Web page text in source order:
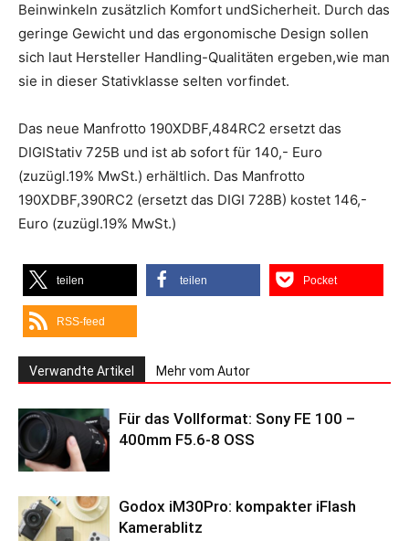
Beinwinkeln zusätzlich Komfort undSicherheit. Durch das
geringe Gewicht und das ergonomische Design sollen
sich laut Hersteller Handling-Qualitäten ergeben,wie man
sie in dieser Stativklasse selten vorfindet.
Das neue Manfrotto 190XDBF,484RC2 ersetzt das
DIGIStativ 725B und ist ab sofort für 140,- Euro
(zuzügl.19% MwSt.) erhältlich. Das Manfrotto
190XDBF,390RC2 (ersetzt das DIGI 728B) kostet 146,-
Euro (zuzügl.19% MwSt.)
teilen teilen Pocket
RSS-feed
Verwandte Artikel Mehr vom Autor
Für das Vollformat: Sony FE 100 –
400mm F5.6-8 OSS
Godox iM30Pro: kompakter iFlash
Kamerablitz